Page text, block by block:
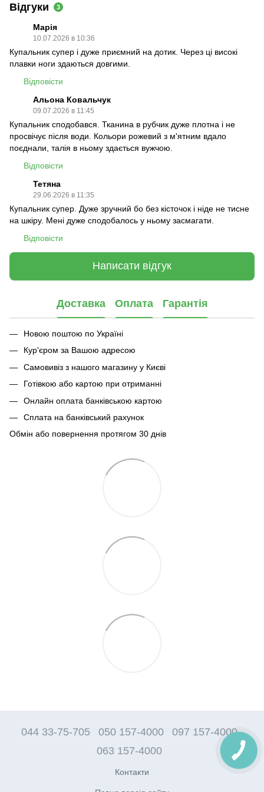
Відгуки 3
Марія
10.07.2026 в 10:36
Купальник супер і дуже приємний на дотик. Через ці високі
плавки ноги здаються довгими.
Відповісти
Альона Ковальчук
09.07.2026 в 11:45
Купальник сподобався. Тканина в рубчик дуже плотна і не
просвічує після води. Кольори рожевий з м'ятним вдало
поєднали, талія в ньому здається вужчою.
Відповісти
Тетяна
29.06.2026 в 11:35
Купальник супер. Дуже зручний бо без кісточок і ніде не тисне
на шкіру. Мені дуже сподобалось у ньому засмагати.
Відповісти
Написати відгук
Доставка Оплата Гарантія
Новою поштою по Україні
Кур'єром за Вашою адресою
Самовивіз з нашого магазину у Києві
Готівкою або картою при отриманні
Онлайн оплата банківською картою
Сплата на банківський рахунок
Обмін або повернення протягом 30 днів
044 33-75-705 050 157-4000
097 157-4000
063 157-4000
Контакти